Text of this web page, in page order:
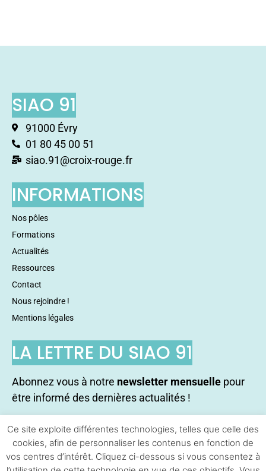
SIAO 91
91000 Évry
01 80 45 00 51
siao.91@croix-rouge.fr
INFORMATIONS
Nos pôles
Formations
Actualités
Ressources
Contact
Nous rejoindre !
Mentions légales
LA LETTRE DU SIAO 91
Abonnez vous à notre newsletter mensuelle pour
être informé des dernières actualités !
S'abonner !
Ce site exploite différentes technologies, telles que celle des
cookies, afin de personnaliser les contenus en fonction de
vos centres d’intérêt. Cliquez ci-dessous si vous consentez à